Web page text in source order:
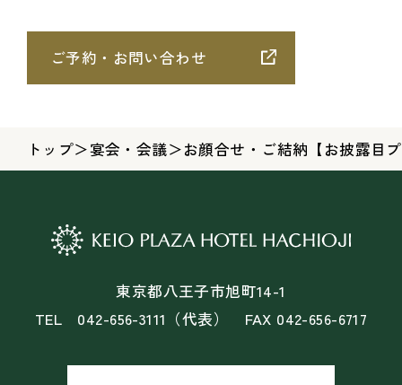
ご予約・お問い合わせ
トップ＞宴会・会議＞お顔合せ・ご結納【お披露目
東京都八王子市旭町14-1
TEL 042-656-3111（代表） FAX 042-656-6717